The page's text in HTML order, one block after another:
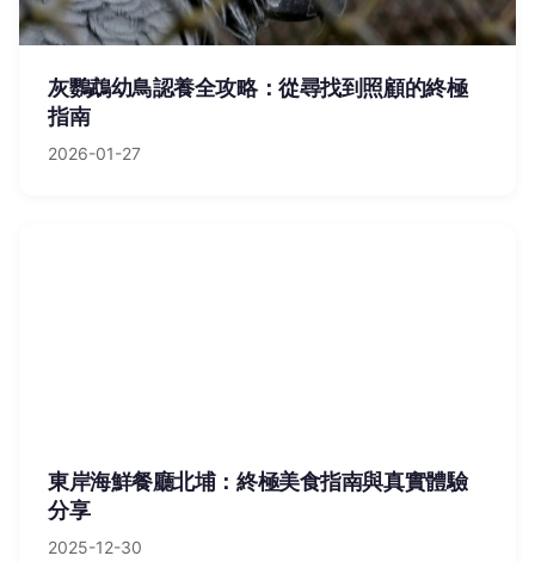
灰鸚鵡幼鳥認養全攻略：從尋找到照顧的終極
指南
2026-01-27
東岸海鮮餐廳北埔：終極美食指南與真實體驗
分享
2025-12-30